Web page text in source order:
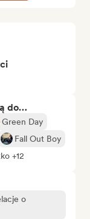
do…
Green Day
Fall Out Boy
+12
o